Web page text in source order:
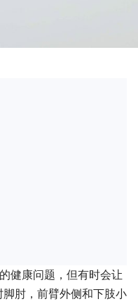
健康问题，但有时会让
肘，前臂外侧和下肢小